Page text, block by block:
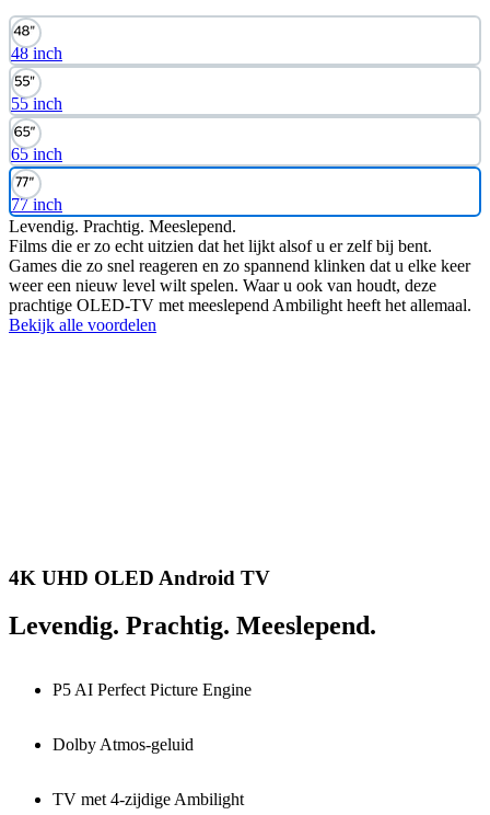
48 inch
55 inch
65 inch
77 inch
Levendig. Prachtig. Meeslepend.
Films die er zo echt uitzien dat het lijkt alsof u er zelf bij bent.
Games die zo snel reageren en zo spannend klinken dat u elke keer
weer een nieuw level wilt spelen. Waar u ook van houdt, deze
prachtige OLED-TV met meeslepend Ambilight heeft het allemaal.
Bekijk alle voordelen
4K UHD OLED Android TV
Levendig. Prachtig. Meeslepend.
P5 AI Perfect Picture Engine
Dolby Atmos-geluid
TV met 4-zijdige Ambilight